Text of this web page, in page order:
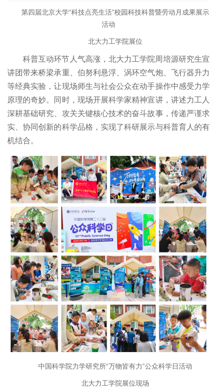
第四届北京大学“科技点亮生活”校园科技科普暨劳动月成果展示
活动
北大力工学院展位
科普互动环节人气高涨，北大力工学院周培源研究生宣
讲团带来桥梁承重、伯努利悬浮、涡环空气炮、飞行器升力
等经典实验，让现场师生与社会公众在动手操作中感受力学
原理的奇妙。同时，现场开展科学家精神宣讲，讲述力工人
深耕基础研究、攻关关键核心技术的奋斗故事，传递严谨求
实、协同创新的科学品格，实现了科研展示与科普育人的有
机结合。
中国科学院力学研究所“万物皆有力”公众科学日活动
北大力工学院展位现场